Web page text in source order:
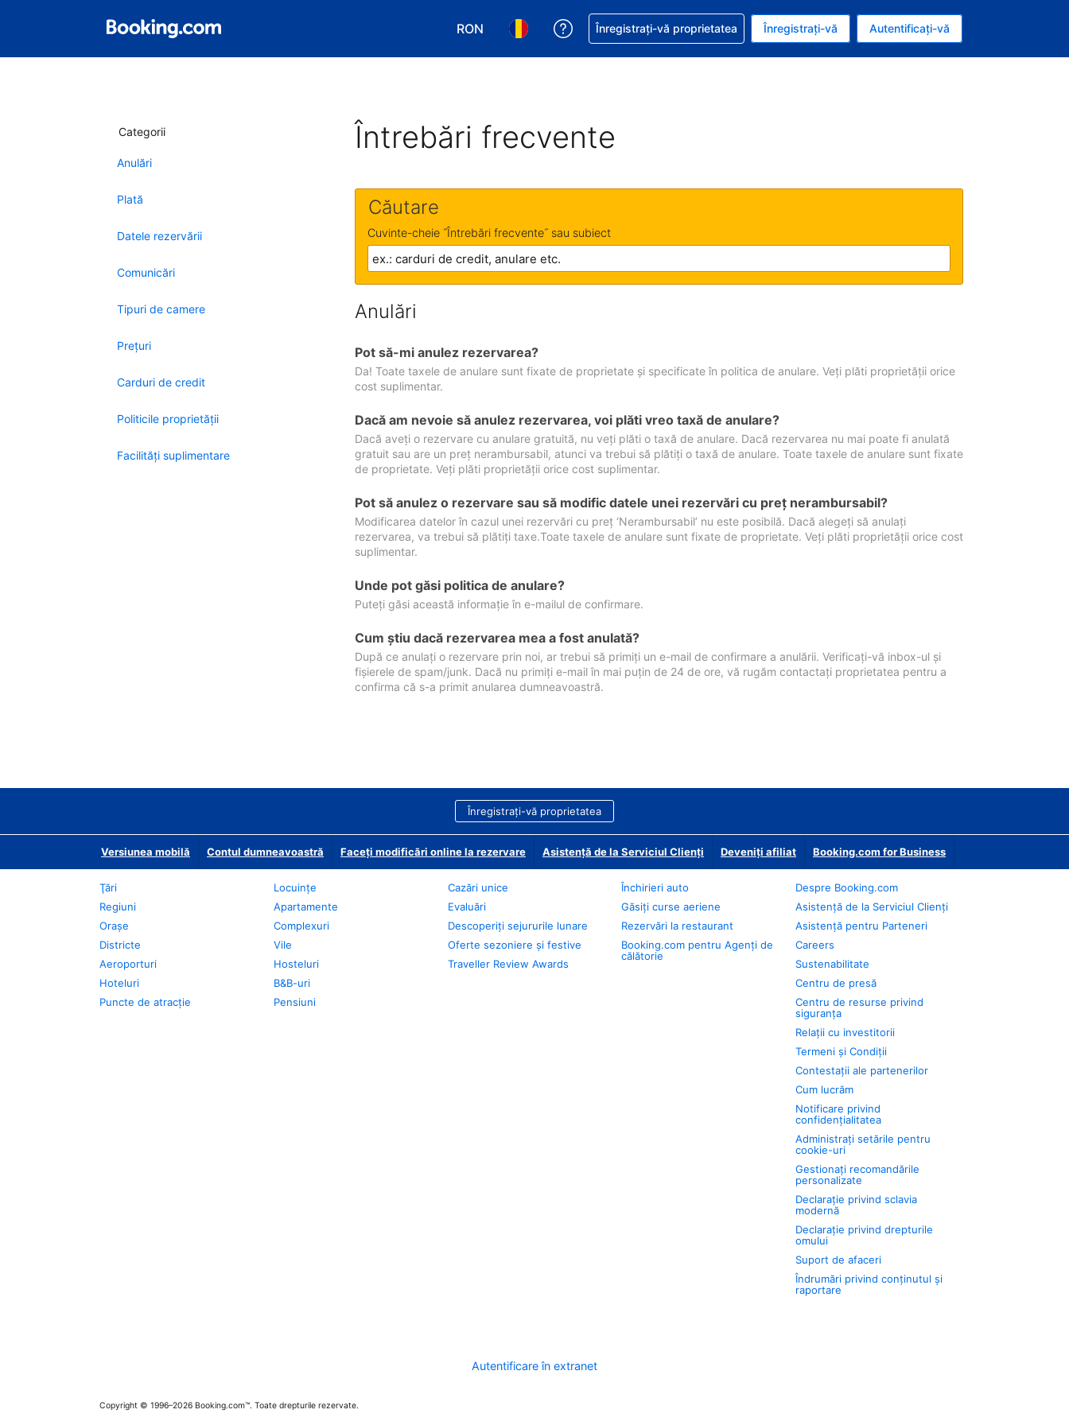
RON
Alegeţi moneda. Moneda actuală este Leu nou românesc
Alegeți limba. Limba actuală este Română
Primiți asistență cu privire la rezervarea dvs.
Înregistrați-vă proprietatea Înregistrați-vă Autentificați-vă
Categorii
Anulări
Plată
Datele rezervării
Comunicări
Tipuri de camere
Preţuri
Carduri de credit
Politicile proprietății
Facilităţi suplimentare
Întrebări frecvente
Căutare
Cuvinte-cheie ˝Întrebări frecvente˝ sau subiect
Anulări
Pot să-mi anulez rezervarea?
Da! Toate taxele de anulare sunt fixate de proprietate și specificate în politica de anulare. Veți plăti proprietății orice
cost suplimentar.
Dacă am nevoie să anulez rezervarea, voi plăti vreo taxă de anulare?
Dacă aveți o rezervare cu anulare gratuită, nu veți plăti o taxă de anulare. Dacă rezervarea nu mai poate fi anulată
gratuit sau are un preț nerambursabil, atunci va trebui să plătiți o taxă de anulare. Toate taxele de anulare sunt fixate
de proprietate. Veți plăti proprietății orice cost suplimentar.
Pot să anulez o rezervare sau să modific datele unei rezervări cu preţ nerambursabil?
Modificarea datelor în cazul unei rezervări cu preț ‘Nerambursabil’ nu este posibilă. Dacă alegeți să anulați
rezervarea, va trebui să plătiți taxe.Toate taxele de anulare sunt fixate de proprietate. Veți plăti proprietății orice cost
suplimentar.
Unde pot găsi politica de anulare?
Puteți găsi această informație în e-mailul de confirmare.
Cum ştiu dacă rezervarea mea a fost anulată?
După ce anulați o rezervare prin noi, ar trebui să primiți un e-mail de confirmare a anulării. Verificați-vă inbox-ul și
fișierele de spam/junk. Dacă nu primiți e-mail în mai puțin de 24 de ore, vă rugăm contactați proprietatea pentru a
confirma că s-a primit anularea dumneavoastră.
Înregistrați-vă proprietatea
Versiunea mobilă Contul dumneavoastră Faceți modificări online la rezervare Asistență de la Serviciul Clienți Deveniţi afiliat Booking.com for Business
Ţări
Regiuni
Oraşe
Districte
Aeroporturi
Hoteluri
Puncte de atracţie
Locuințe
Apartamente
Complexuri
Vile
Hosteluri
B&B-uri
Pensiuni
Cazări unice
Evaluări
Descoperiți sejururile lunare
Oferte sezoniere și festive
Traveller Review Awards
Închirieri auto
Găsiți curse aeriene
Rezervări la restaurant
Booking.com pentru Agenți de
călătorie
Despre Booking.com
Asistență de la Serviciul Clienți
Asistență pentru Parteneri
Careers
Sustenabilitate
Centru de presă
Centru de resurse privind
siguranța
Relații cu investitorii
Termeni și Condiții
Contestații ale partenerilor
Cum lucrăm
Notificare privind
confidențialitatea
Administrați setările pentru
cookie-uri
Gestionați recomandările
personalizate
Declarație privind sclavia
modernă
Declarație privind drepturile
omului
Suport de afaceri
Îndrumări privind conținutul și
raportare
Autentificare în extranet
Copyright © 1996–2026 Booking.com™. Toate drepturile rezervate.